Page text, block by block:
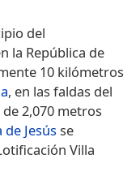
del
la República de
10 kilómetros
, en las faldas del
2,070 metros
Jesússe
Villa